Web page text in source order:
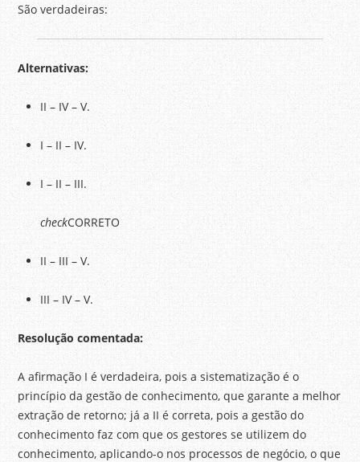
São verdadeiras:
Alternativas:
II – IV – V.
I – II – IV.
I – II – III.
checkCORRETO
II – III – V.
III – IV – V.
Resolução comentada:
A afirmação I é verdadeira, pois a sistematização é o
princípio da gestão de conhecimento, que garante a melhor
extração de retorno; já a II é correta, pois a gestão do
conhecimento faz com que os gestores se utilizem do
conhecimento, aplicando-o nos processos de negócio, o que